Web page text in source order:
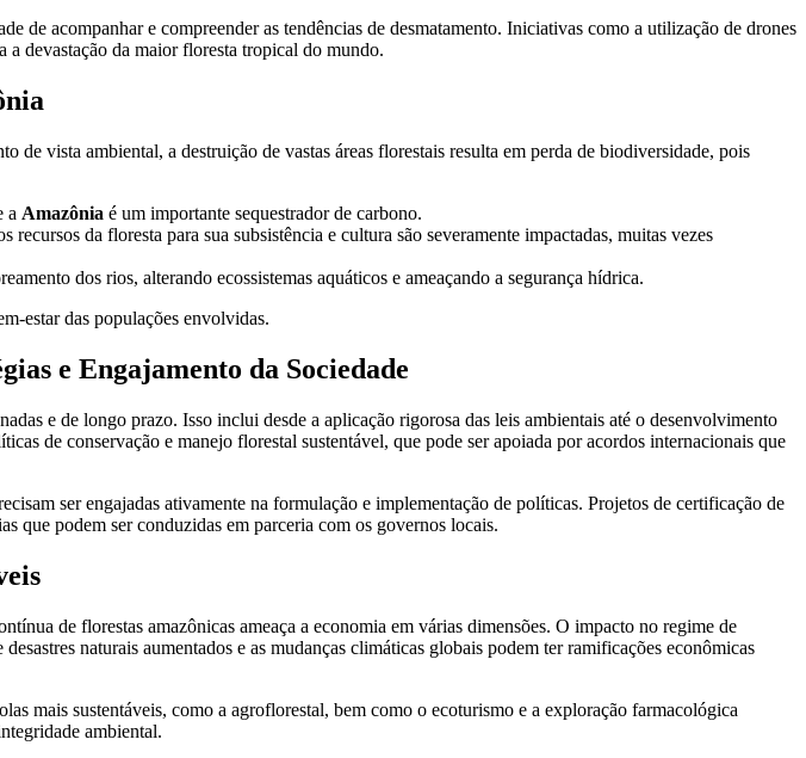
de acompanhar e compreender as tendências de desmatamento. Iniciativas como a utilização de drones
a devastação da maior floresta tropical do mundo.
de vista ambiental, a destruição de vastas áreas florestais resulta em perda de biodiversidade, pois
a Amazônia é um importante sequestrador de carbono.
da floresta para sua subsistência e cultura são severamente impactadas, muitas vezes
dos rios, alterando ecossistemas aquáticos e ameaçando a segurança hídrica.
estar das populações envolvidas.
e Engajamento da Sociedade
e de longo prazo. Isso inclui desde a aplicação rigorosa das leis ambientais até o desenvolvimento
de conservação e manejo florestal sustentável, que pode ser apoiada por acordos internacionais que
ser engajadas ativamente na formulação e implementação de políticas. Projetos de certificação de
que podem ser conduzidas em parceria com os governos locais.
de florestas amazônicas ameaça a economia em várias dimensões. O impacto no regime de
naturais aumentados e as mudanças climáticas globais podem ter ramificações econômicas
mais sustentáveis, como a agroflorestal, bem como o ecoturismo e a exploração farmacológica
ambiental.